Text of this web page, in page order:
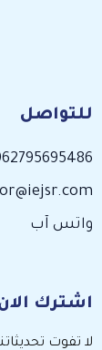
للتواصل
واتس آب
اشترك
لا تفوت